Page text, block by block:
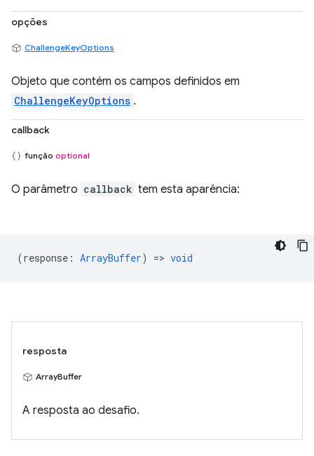
opções
ChallengeKeyOptions
Objeto que contém os campos definidos em
ChallengeKeyOptions .
callback
função optional
O parâmetro callback tem esta aparência:
(response : ArrayBuffer) => void
resposta
ArrayBuffer
A resposta ao desafio.